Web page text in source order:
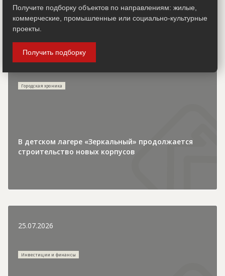
30.07.2026
Городская хроника
В детском лагере «Зеркальный» продолжается
строительство новых корпусов
25.07.2026
Инвестиции и финансы
Получите подборку объектов по направлениям: жилые,
коммерческие, промышленные или социально-культурные
проекты.
Получить подборку